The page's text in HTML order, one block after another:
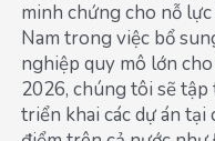
minh chứng cho nỗ
Nam trong việc bổ
nghiệp quy mô lớn
2026, chúng tôi sẽ
triển khai các dự án